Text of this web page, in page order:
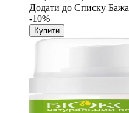
Додати до Списку
-10%
Купити